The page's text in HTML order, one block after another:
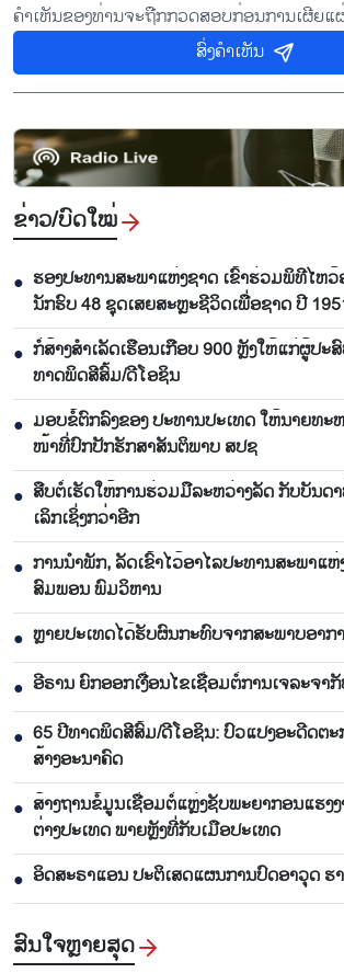
ຄຳເຫັນຂອງທ່ານຈະຖືກກວດສອບກ່ອນການເຜີຍແ
ສົ່ງຄຳເຫັນ
ຂ່າວ/ບົດ​ໃໝ່
● ຮອງ​ປະ​ທານ​ສະ​ພາ​ແຫ່ງ​ຊາດ ເຂົ້າ​ຮ່ວມ​ພິ​ທີ​ໄຫ
ນັກ​ຮົບ​ 48 ຊຸດເສຍ​ສະຫຼະ​ຊີ​ວິດ​ເພື່ອ​ຊາດ ປີ
● ກໍ່​ສ້າງ​ສຳ​ເລັດ​ເຮືອນເກືອບ 900 ຫຼັງ​ໃຫ້​ແກ່​ຜູ້​ປະ​
ທາດ​ພິດ​ສີ​ສົ້ມ/ດີ​ໂອ​ຊິນ​
● ມອບ​ຂໍ້​ຕົກ​ລົງ​ຂອງ​ ປະ​ທານ​ປະ​ເທດ ໃຫ້​ນາຍ​ທະ​
ໜ້າ​ທີ່​ປົກ​ປັກ​ຮັກ​ສາ​ສັນ​ຕິ​ພາບ ສ​ປ​ຊ
● ສືບ​ຕໍ່​ເຮັດ​ໃຫ້​ການ​ຮ່ວມມື​ລະ​ຫວ່າງ​ລັດ ກັບ​ບັນ​ດ
ເລິກ​ເຊິ່ງກວ່າ​ອີກ
● ການ​ນຳ​ພັກ​, ລັດ​ເຂົ້າ​ໄວ້​ອາ​ໄລ​ປະ​ທານ​ສະ​ພາ​ແ
ສົມ​ພອນ ພົມ​ວິ​ຫານ
● ຫຼາຍປະເທດໄດ້ຮັບຜົນກະທົບຈາກສະພາບອາກ
● ອີຣານ ຍົກອອກເງື່ອນໄຂເຊື່ອມຕໍ່ການເຈລະຈາ
● 65 ​ປີທາດ​ພິດ​ສີ​ສົ້ມ/ດີ​ໂອ​ຊິນ: ປົວ​ແປງ​ອະ​ດີດ​ຕ
ສ້າງ​ອະ​ນາຄົດ
● ສ້າງຖານຂໍ້ມູນເຊື່ອມຕໍ່ແຫຼ່ງຊັບພະຍາກອນແຮງ
ຕ່າງປະເທດ ພາຍຫຼັງທີ່ກັບເມືອປະເທດ
● ອິດສະຣາແອນ ປະຕິເສດແຜນການປົດອາວຸດ ຮ
ສົນ​ໃຈ​ຫຼາຍ​ສຸດ